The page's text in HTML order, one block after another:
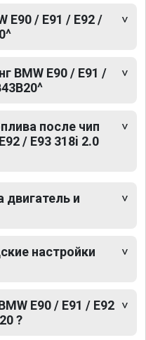
E90 / E91 / E92 /
BMW E90 / E91 /
после чип
/ E93 318i 2.0
двигатель и
настройки
E90 / E91 / E92
?